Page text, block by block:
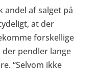
af salget på
at der
forskellige
pendler lange
“Selvom ikke